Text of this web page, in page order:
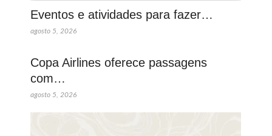
Eventos e atividades para fazer…
agosto 5, 2026
Copa Airlines oferece passagens
com…
agosto 5, 2026